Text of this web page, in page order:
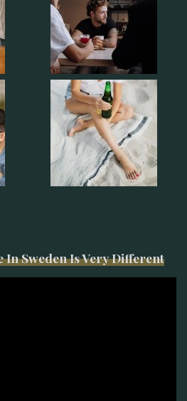
Sweden Is Very Different